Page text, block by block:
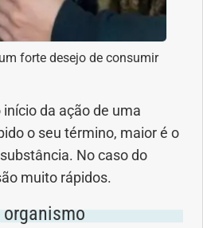
forte desejo de consumir
da ação de uma
o seu término, maior é o
No caso do
muito rápidos.